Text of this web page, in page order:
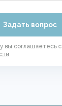
Задать вопрос
вы соглашаетесь с